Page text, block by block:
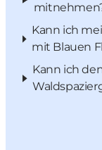
Kann ich
mit Blauen
Kann ich